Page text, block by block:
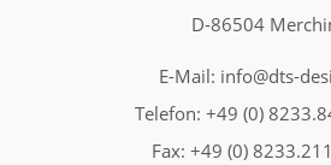
D-86504
E-Mail: info@dts-
Telefon: +49 (0)
Fax: +49 (0)